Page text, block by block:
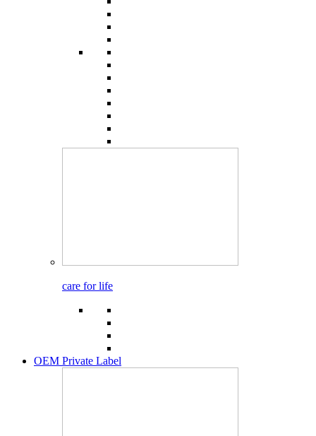
care for life
OEM Private Label